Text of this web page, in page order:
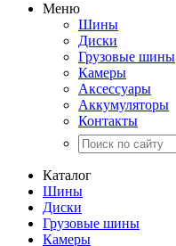
Меню
Шины
Диски
Грузовые шины
Камеры
Аксессуары
Аккумуляторы
Контакты
Каталог
Шины
Диски
Грузовые шины
Камеры